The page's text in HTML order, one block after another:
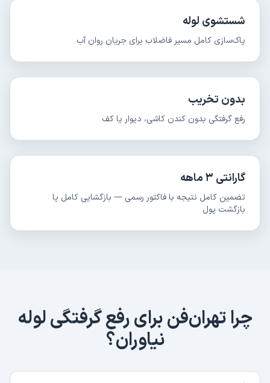
شستشوی لوله
پاک‌سازی کامل مسیر فاضلاب برای جریان روان آب
بدون تخریب
رفع گرفتگی بدون کندن کاشی، دیوار یا کف
گارانتی ۳ ماهه
تضمین کامل نتیجه با فاکتور رسمی — بازگشایی کامل یا
بازگشت پول
چرا تهران‌فن برایرفع گرفتگی لوله
نیاوران؟